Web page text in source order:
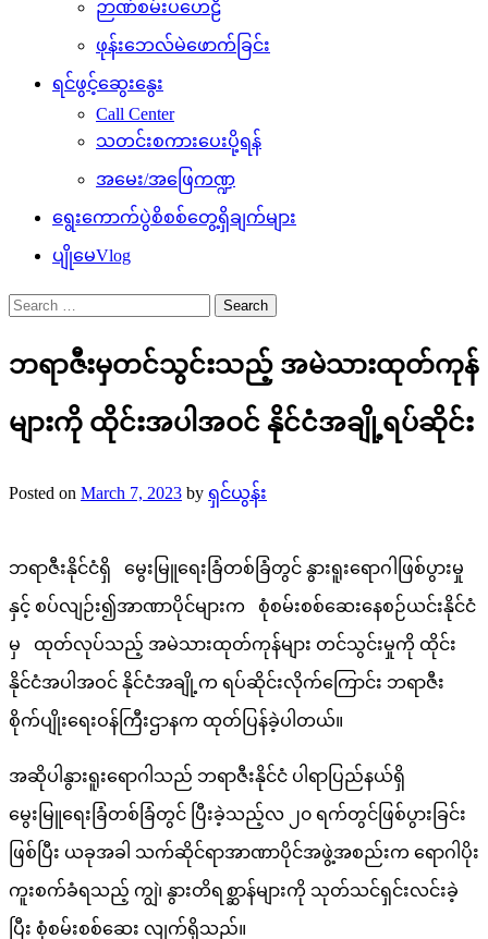
ဉာဏ်စမ်းပဟေဠိ
ဖုန်းဘေလ်မဲဖောက်ခြင်း
ရင်ဖွင့်ဆွေးနွေး
Call Center
သတင်းစကားပေးပို့ရန်
အမေး/အဖြေကဏ္ဍ
ရွေးကောက်ပွဲစိစစ်တွေ့ရှိချက်များ
ပျိုမေVlog
Search
for:
ဘရာဇီးမှတင်သွင်းသည့် အမဲသားထုတ်ကုန်
များကို ထိုင်းအပါအဝင် နိုင်ငံအချို့ရပ်ဆိုင်း
Posted on March 7, 2023 by ရှင်ယွန်း
ဘရာဇီးနိုင်ငံရှိ မွေးမြူရေးခြံတစ်ခြံတွင် နွားရူးရောဂါဖြစ်ပွားမှု
နှင့် စပ်လျဉ်း၍အာဏာပိုင်များက စုံစမ်းစစ်ဆေးနေစဉ်ယင်းနိုင်ငံ
မှ ထုတ်လုပ်သည့် အမဲသားထုတ်ကုန်များ တင်သွင်းမှုကို ထိုင်း
နိုင်ငံအပါအဝင် နိုင်ငံအချို့က ရပ်ဆိုင်းလိုက်ကြောင်း ဘရာဇီး
စိုက်ပျိုးရေးဝန်ကြီးဌာနက ထုတ်ပြန်ခဲ့ပါတယ်။
အဆိုပါနွားရူးရောဂါသည် ဘရာဇီးနိုင်ငံ ပါရာပြည်နယ်ရှိ
မွေးမြူရေးခြံတစ်ခြံတွင် ပြီးခဲ့သည့်လ ၂၀ ရက်တွင်ဖြစ်ပွားခြင်း
ဖြစ်ပြီး ယခုအခါ သက်ဆိုင်ရာအာဏာပိုင်အဖွဲ့အစည်းက ရောဂါပိုး
ကူးစက်ခံရသည့် ကျွဲ၊ နွားတိရစ္ဆာန်များကို သုတ်သင်ရှင်းလင်းခဲ့
ပြီး စုံစမ်းစစ်ဆေး လျက်ရှိသည်။